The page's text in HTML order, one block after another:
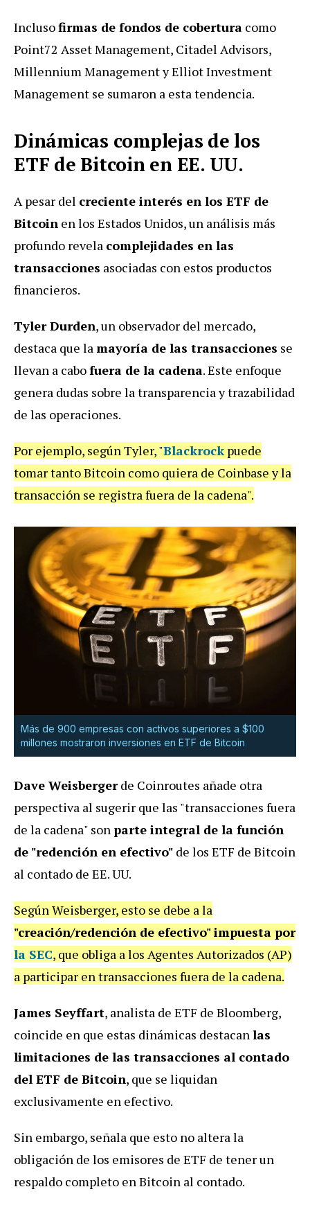
Inclusofirmas de fondos de cobertura como
Point72 Asset Management, Citadel Advisors,
Millennium Management y Elliot Investment
Management se sumaron a esta tendencia.
Dinámicas complejas de los
ETF de Bitcoin en EE. UU.
A pesar del creciente interés en los ETF de
Bitcoin en los Estados Unidos, un análisis más
profundo revela complejidades en las
transacciones asociadas con estos productos
financieros.
Tyler Durden, un observador del mercado,
destaca que lamayoría de las transacciones se
llevan a cabofuera de la cadena. Este enfoque
genera dudas sobre la transparencia y trazabilidad
de las operaciones.
Por ejemplo, según Tyler, "Blackrockpuede
tomar tanto Bitcoin como quiera de Coinbase y la
transacción se registra fuera de la cadena".
Más de 900 empresas con activos superiores a $100
millones mostraron inversiones en ETF de Bitcoin
Dave Weisbergerde Coinroutes añade otra
perspectiva al sugerir que las "transacciones fuera
de la cadena" sonparte integral de la función
de "redención en efectivo" de los ETF de Bitcoin
al contado de EE. UU.
Según Weisberger, esto se debe a la
"creación/redención de efectivo" impuesta por
la SEC, que obliga a los Agentes Autorizados (AP)
a participar en transacciones fuera de la cadena.
James Seyffart, analista de ETF de Bloomberg,
coincide en que estas dinámicas destacanlas
limitaciones de las transacciones al contado
del ETF de Bitcoin, que se liquidan
exclusivamente en efectivo.
Sin embargo, señala que esto no altera la
obligación de los emisores de ETF de tener un
respaldo completo en Bitcoin al contado.